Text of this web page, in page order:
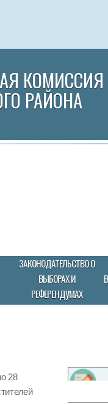
КОМИССИЯ
РАЙОНА
ЗАКОНОДАТЕЛЬСТВО О
ВЫБОРАХ И
РЕФЕРЕНДУМАХ
28